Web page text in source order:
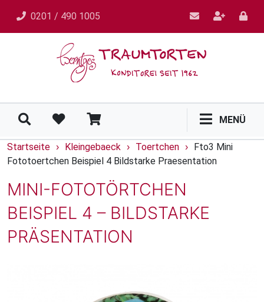
0201 / 490 1005
MENÜ
Startseite › Kleingebaeck › Toertchen ›
Fto3 Mini
Fototoertchen Beispiel 4 Bildstarke Praesentation
MINI-FOTOTÖRTCHEN
BEISPIEL 4 – BILDSTARKE
PRÄSENTATION